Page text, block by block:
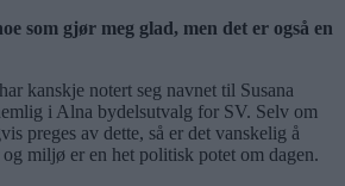
som gjør meg glad, men det er også en
kanskje notert seg navnet til Susana
i Alna bydelsutvalg for SV. Selv om
preges av dette, så er det vanskelig å
miljø er en het politisk potet om dagen.